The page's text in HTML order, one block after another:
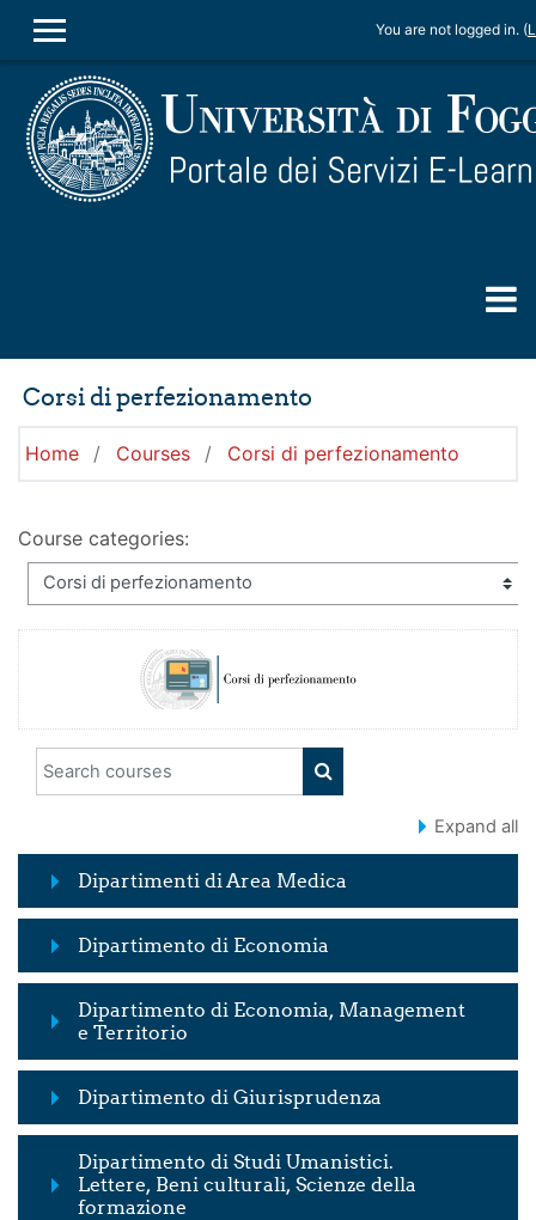
SIDE PANEL
You are not logged in. (
Corsi di perfezionamento
Home Courses Corsi di perfezionamento
Course categories:
Search courses
SEARCH COURSES
Expand all
Dipartimenti di Area Medica
Dipartimento di Economia
Dipartimento di Economia, Management
e Territorio
Dipartimento di Giurisprudenza
Dipartimento di Studi Umanistici.
Lettere, Beni culturali, Scienze della
formazione